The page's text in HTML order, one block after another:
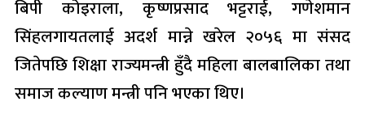
बिपी कोइराला, कृष्णप्रसाद भट्टराई, गणेशमान
सिंहलगायतलाई अदर्श मान्ने खरेल २०५६ मा संसद
जितेपछि शिक्षा राज्यमन्त्री हुँदै महिला बालबालिका तथा
समाज कल्याण मन्त्री पनि भएका थिए।